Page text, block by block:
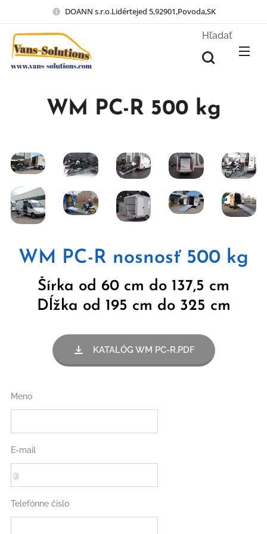
DOANN s.r.o.Lidértejed 5,92901,Povoda,SK
Hľadať
WM PC-R 500 kg
WM PC-R nosnosť 500 kg
Šírka od 60 cm do 137,5 cm
Dĺžka od 195 cm do 325 cm
KATALÓG WM PC-R.PDF
Meno
E-mail
Telefónne číslo